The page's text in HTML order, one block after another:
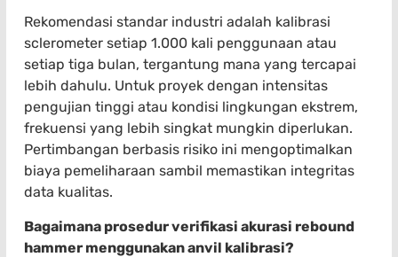
Rekomendasi standar industri adalah kalibrasi
sclerometer setiap 1.000 kali penggunaan atau
setiap tiga bulan, tergantung mana yang tercapai
lebih dahulu. Untuk proyek dengan intensitas
pengujian tinggi atau kondisi lingkungan ekstrem,
frekuensi yang lebih singkat mungkin diperlukan.
Pertimbangan berbasis risiko ini mengoptimalkan
biaya pemeliharaan sambil memastikan integritas
data kualitas.
Bagaimana prosedur verifikasi akurasi rebound
hammer menggunakan anvil kalibrasi?